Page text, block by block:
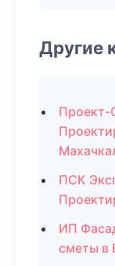
Другие
Проект-
ПСК
ИП
сметы в